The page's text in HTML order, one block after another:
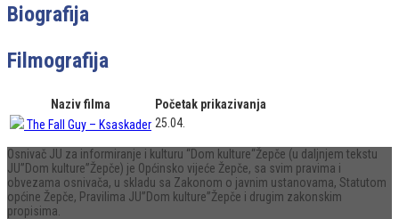
Biografija
Filmografija
Naziv filma
Početak prikazivanja
The Fall Guy – Ksaskader 25.04.
Osnivač JU za informiranje i kulturu “Dom kulture“Žepče (u daljnjem tekstu
JU”Dom kulture”Žepče) je Općinsko vijeće Žepče, sa svim pravima i
obvezama osnivača, u skladu sa Zakonom o javnim ustanovama, Statutom
općine Žepče, Pravilima JU”Dom kulture”Žepče i drugim zakonskim
propisima.